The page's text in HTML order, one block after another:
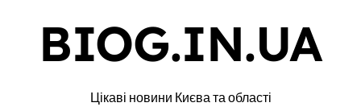
BIOG.IN.UA
Цікаві новини Києва та області